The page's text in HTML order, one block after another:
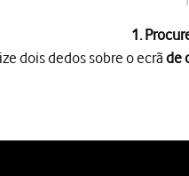
1.
dois dedos sobre o ecrãde